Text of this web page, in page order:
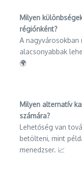
Milyen
régiónként?
A nagyvárosokban
alacsonyabbak
🌍
Milyen alternatív
számára?
Lehetőség van
betölteni, mint
menedzser. 📈